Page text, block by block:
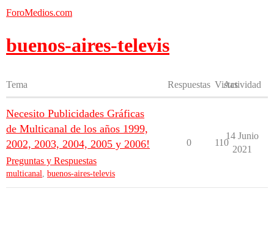
ForoMedios.com
buenos-aires-televis
Tema Respuestas Vistas
Actividad
Necesito Publicidades Gráficas
de Multicanal de los años 1999,
2002, 2003, 2004, 2005 y 2006!
Preguntas y Respuestas
multicanal, buenos-aires-televis
0 110
14 Junio
2021